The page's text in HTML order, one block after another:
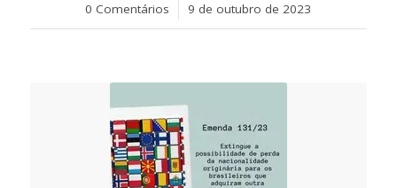
0 Comentários
/ 9 de outubro de 2023